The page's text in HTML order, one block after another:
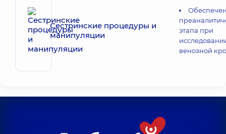
Сестринские процедуры и
манипуляции
этапа при
венозной